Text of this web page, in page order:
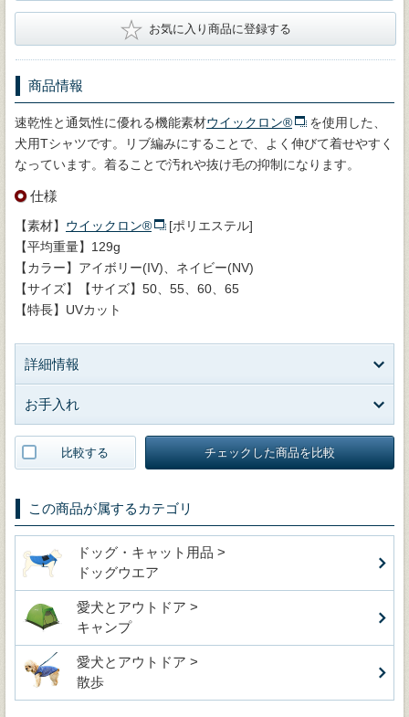
★ お気に入り商品に登録する
商品情報
速乾性と通気性に優れる機能素材ウイックロン®
を使用した、
犬用Tシャツです。リブ編みにすることで、よく伸びて着せやすく
なっています。着ることで汚れや抜け毛の抑制になります。
仕様
【素材】 ウイックロン®
[ポリエステル]
【平均重量】129g
【カラー】アイボリー(IV)、ネイビー(NV)
【サイズ】【サイズ】50、55、60、65
【特長】UVカット
詳細情報
お手入れ
比較する チェックした商品を比較
この商品が属するカテゴリ
ドッグ・キャット用品 >
ドッグウエア
愛犬とアウトドア >
キャンプ
愛犬とアウトドア >
散歩